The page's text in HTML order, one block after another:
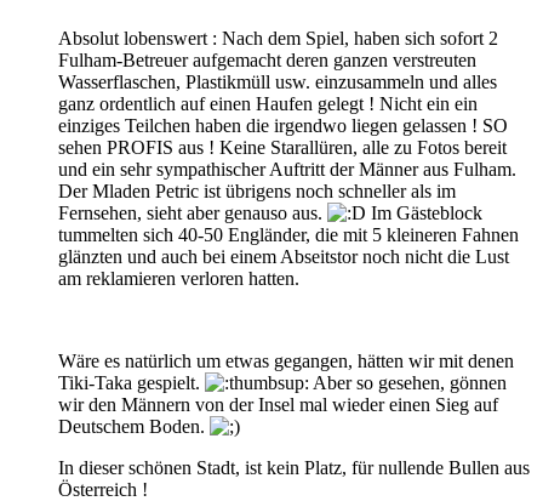
Absolut lobenswert : Nach dem Spiel, haben sich sofort 2
Fulham-Betreuer aufgemacht deren ganzen verstreuten
Wasserflaschen, Plastikmüll usw. einzusammeln und alles
ganz ordentlich auf einen Haufen gelegt ! Nicht ein ein
einziges Teilchen haben die irgendwo liegen gelassen ! SO
sehen PROFIS aus ! Keine Starallüren, alle zu Fotos bereit
und ein sehr sympathischer Auftritt der Männer aus Fulham.
Der Mladen Petric ist übrigens noch schneller als im
Fernsehen, sieht aber genauso aus.
Im Gästeblock
tummelten sich 40-50 Engländer, die mit 5 kleineren Fahnen
glänzten und auch bei einem Abseitstor noch nicht die Lust
am reklamieren verloren hatten.
Wäre es natürlich um etwas gegangen, hätten wir mit denen
Tiki-Taka gespielt.
Aber so gesehen, gönnen
wir den Männern von der Insel mal wieder einen Sieg auf
Deutschem Boden.
In dieser schönen Stadt, ist kein Platz, für nullende Bullen aus
Österreich !